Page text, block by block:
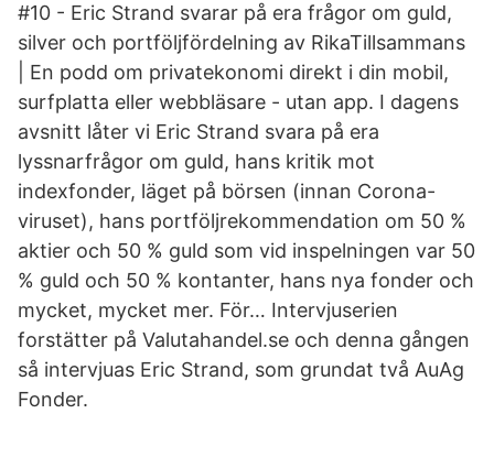
#10 - Eric Strand svarar på era frågor om guld,
silver och portföljfördelning av RikaTillsammans
| En podd om privatekonomi direkt i din mobil,
surfplatta eller webbläsare - utan app. ‎I dagens
avsnitt låter vi Eric Strand svara på era
lyssnarfrågor om guld, hans kritik mot
indexfonder, läget på börsen (innan Corona-
viruset), hans portföljrekommendation om 50 %
aktier och 50 % guld som vid inspelningen var 50
% guld och 50 % kontanter, hans nya fonder och
mycket, mycket mer. För… Intervjuserien
forstätter på Valutahandel.se och denna gången
så intervjuas Eric Strand, som grundat två AuAg
Fonder.